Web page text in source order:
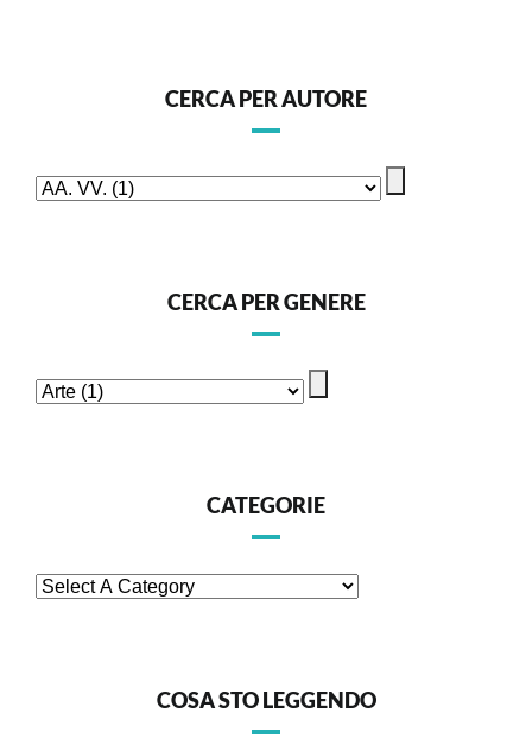
CERCA PER AUTORE
CERCA PER GENERE
CATEGORIE
COSA STO LEGGENDO